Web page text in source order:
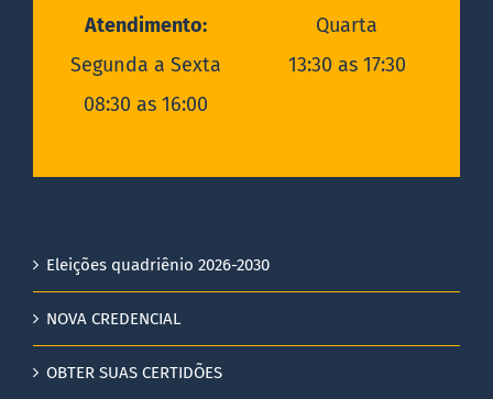
Atendimento:
Segunda a Sexta
08:30 as 16:00
Quarta
13:30 as 17:30
Eleições quadriênio 2026-2030
NOVA CREDENCIAL
OBTER SUAS CERTIDÕES